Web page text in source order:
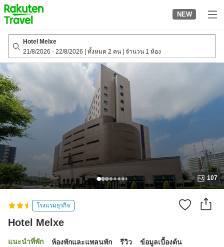
to
top
page
NEW
Hotel Melxe
21/8/2026 - 22/8/2026 ทั้งหมด 2 คน จำนวน 1 ห้อง
107
โรงแรมธุรกิจ
Hotel Melxe
แนะนำที่พัก ห้องพักและแพลนพัก รีวิว ข้อมูลเบื้องต้น